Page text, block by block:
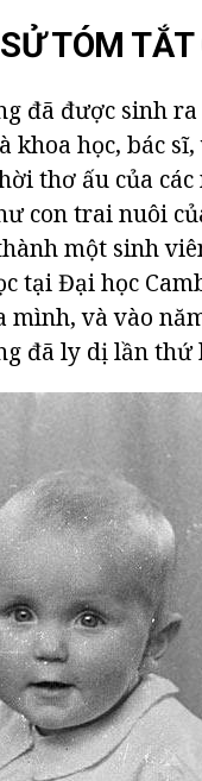
TÓM
đã được sinh ra
khoa học, bác
thơ ấu của
con trai nuôi
một sinh
tại Đại học
mình, và vào
đã ly dị lần thứ